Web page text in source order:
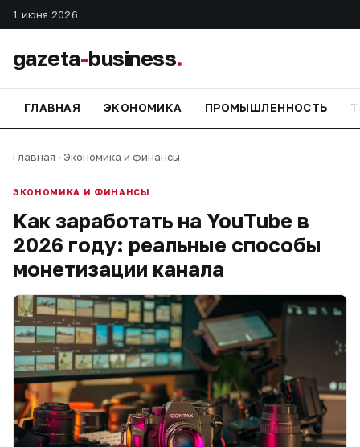
1 июня 2026
gazeta-business.
ГЛАВНАЯ ЭКОНОМИКА ПРОМЫШЛЕННОСТЬ
Главная · Экономика и финансы
ЭКОНОМИКА И ФИНАНСЫ
Как заработать на YouTube в
2026 году: реальные способы
монетизации канала